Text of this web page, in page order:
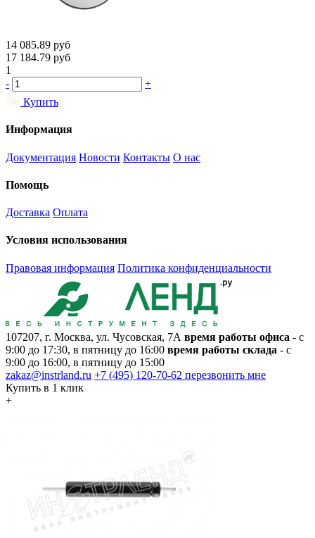
14 085.89 руб
17 184.79 руб
1
-
+
Купить
Информация
Документация Новости Контакты О нас
Помощь
Доставка Оплата
Условия использования
Правовая информация Политика конфиденциальности
107207, г. Москва, ул. Чусовская, 7А время работы офиса - с
9:00 до 17:30, в пятницу до 16:00 время работы склада - с
9:00 до 16:00, в пятницу до 15:00
zakaz@instrland.ru +7 (495) 120-70-62 перезвонить мне
Купить в 1 клик
+